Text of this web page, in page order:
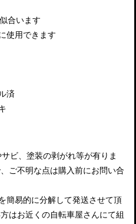
合います
使用できます
済
ビ、塗装の剥がれ等が有りま
ご不明な点は購入前にお問い合
簡易的に分解して発送させて頂
はお近くの自転車屋さんにて組